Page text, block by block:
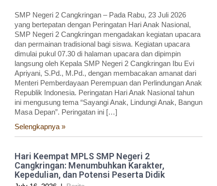
SMP Negeri 2 Cangkringan – Pada Rabu, 23 Juli 2026
yang bertepatan dengan Peringatan Hari Anak Nasional,
SMP Negeri 2 Cangkringan mengadakan kegiatan upacara
dan permainan tradisional bagi siswa. Kegiatan upacara
dimulai pukul 07.30 di halaman upacara dan dipimpin
langsung oleh Kepala SMP Negeri 2 Cangkringan Ibu Evi
Apriyani, S.Pd., M.Pd., dengan membacakan amanat dari
Menteri Pemberdayaan Perempuan dan Perlindungan Anak
Republik Indonesia. Peringatan Hari Anak Nasional tahun
ini mengusung tema “Sayangi Anak, Lindungi Anak, Bangun
Masa Depan”. Peringatan ini […]
Selengkapnya »
Hari Keempat MPLS SMP Negeri 2
Cangkringan: Menumbuhkan Karakter,
Kepedulian, dan Potensi Peserta Didik